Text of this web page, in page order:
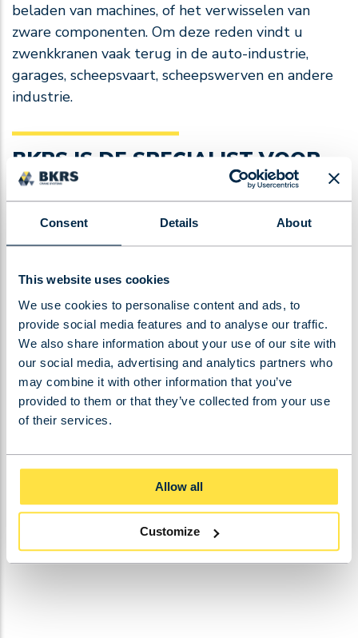
Consent Details About
This website uses cookies
We use cookies to personalise content and ads, to
provide social media features and to analyse our traffic.
We also share information about your use of our site with
our social media, advertising and analytics partners who
may combine it with other information that you’ve
provided to them or that they’ve collected from your use
of their services.
Allow all
Customize
beladen van machines, of het verwisselen van
zware componenten. Om deze reden vindt u
zwenkkranen vaak terug in de auto-industrie,
garages, scheepsvaart, scheepswerven en andere
industrie.
BKRS IS DE SPECIALIST VOOR
GEBRUIKTE ZWENKKRANEN
BKRS Crane Systems bouwt als
een kraan die is ingezet voor een project nog
perfect functioneert na afloop van het project. Ons
assortiment gebruikte kranen is dan ook zeer
gevarieerd en uitgebreid. Wilt u meer weten over
de mogelijkheden op het gebied van gebruikte
zwenkkranen? Neem dan telefonisch contact met
ons op of stuur een e-mail naar info@bkrs.nl. Wij
nemen graag de tijd om de verschillende
mogelijkheden met u door te nemen.
NEEM CONTACT MET ONS OP!